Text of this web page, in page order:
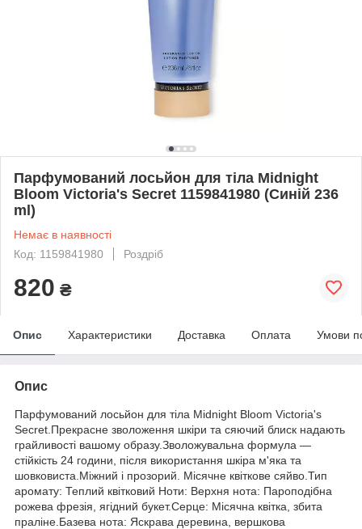
Парфумований лосьйон для тіла Midnight
Bloom Victoria's Secret 1159841980 (Синій 236
ml)
Немає в наявності
Код: 1159841980
Роздріб
820 ₴
Опис Характеристики Доставка Оплата Умови
Опис
Парфумований лосьйон для тіла Midnight Bloom Victoria's
Secret.Прекрасне зволоження шкіри та сяючий блиск надають
грайливості вашому образу.Зволожувальна формула —
стійкість 24 години, після використання шкіра м'яка та
шовковиста.Міжний і прозорий. Місячне квіткове сяйво.Тип
аромату: Теплий квітковий Ноти: Верхня нота: Пароподібна
рожева фрезія, ягідний букет.Серце: Місячна квітка, збита
праліне.Базева нота: Яскрава деревина, вершкова